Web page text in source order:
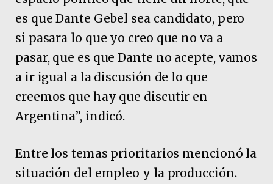
es que Dante Gebel sea candidato, pero
si pasara lo que yo creo que no va a
pasar, que es que Dante no acepte, vamos
a ir igual a la discusión de lo que
creemos que hay que discutir en
Argentina”, indicó.
Entre los temas prioritarios mencionó la
situación del empleo y la producción.